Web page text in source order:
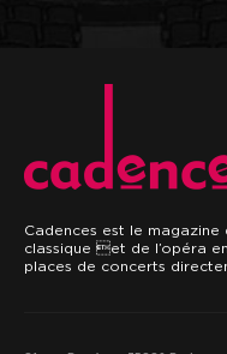
Cadences est le
classique et de l’opéra
places de concerts